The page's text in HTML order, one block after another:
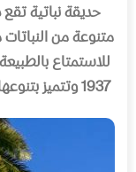
حديقة نباتية
متنوعة من
للاستمتاع
1937وتتميز